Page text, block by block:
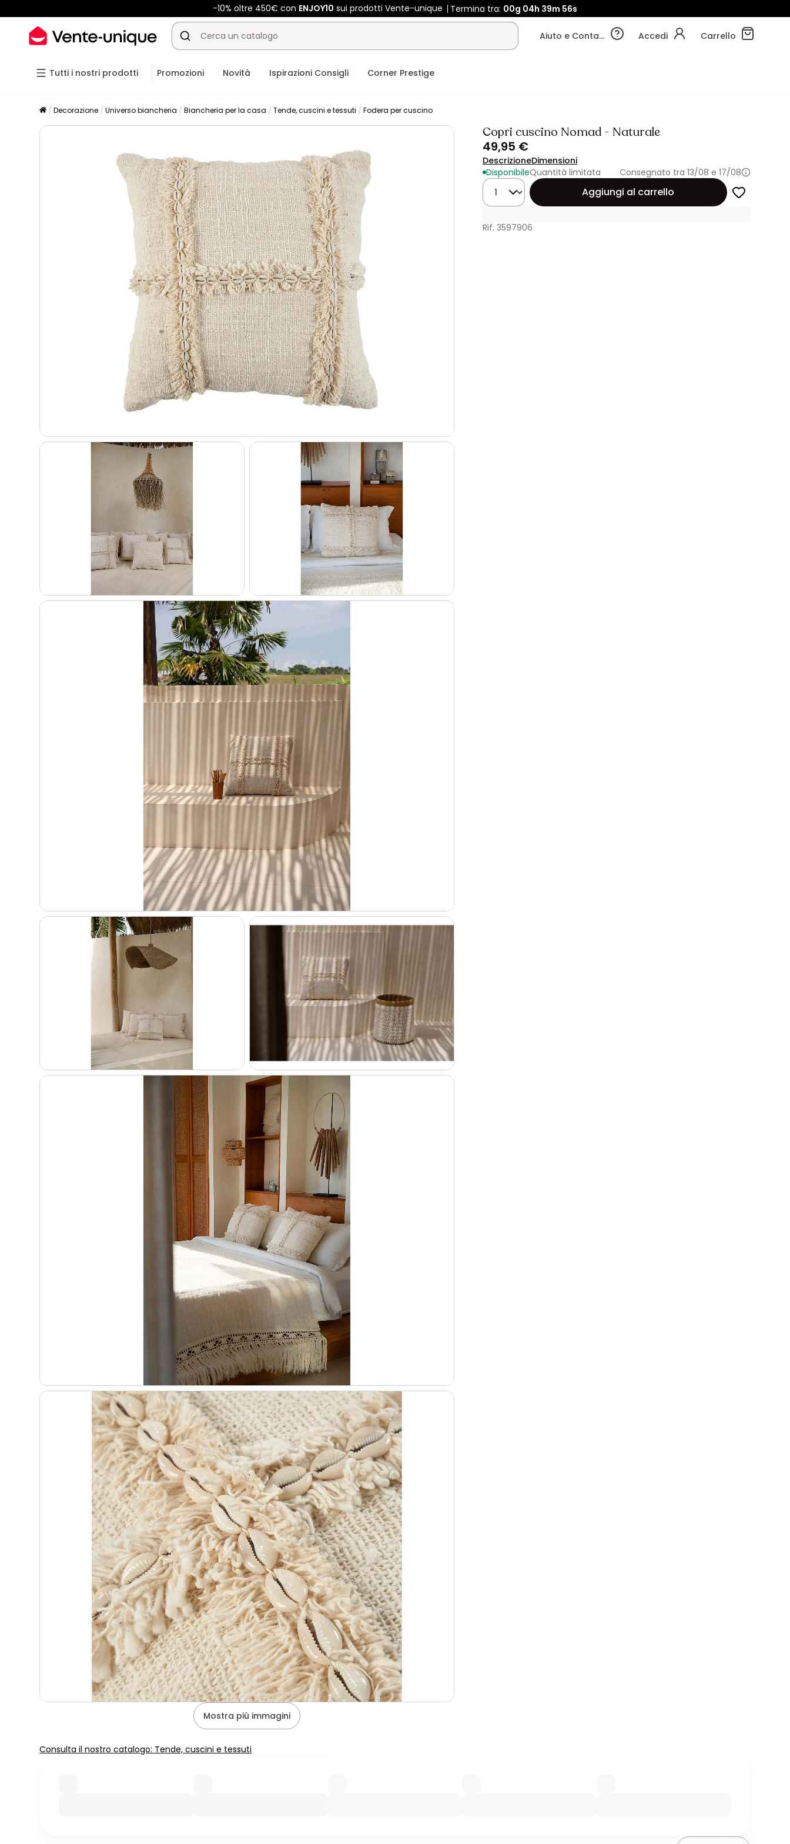
-10% oltre 450€ con ENJOY10 sui prodotti Vente-unique Termina tra: 00g 04h 39m 53s
Aiuto e Contatti Accedi Carrello
Tutti i nostri prodotti Promozioni Novità Ispirazioni Consigli Corner Prestige
Decorazione Universo biancheria Biancheria per la casa Tende, cuscini e tessuti Fodera per cuscino
Mostra più immagini
Copri cuscino Nomad - Naturale
49,95 €
DescrizioneDimensioni
DisponibileQuantità limitata
Consegnato tra 13/08 e 17/08
Quantità
Aggiungi al carrello
Rif. 3597906
Consulta il nostro catalogo: Tende, cuscini e tessuti